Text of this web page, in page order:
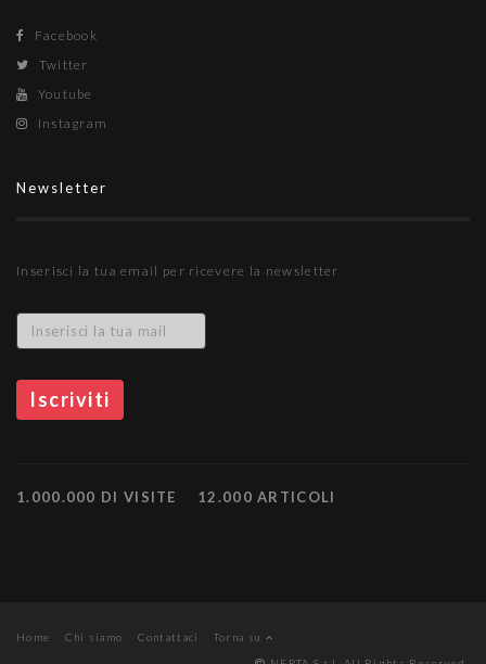
Facebook
Twitter
Youtube
Instagram
Newsletter
Inserisci la tua email per ricevere la newsletter
1.000.000 DI VISITE 12.000 ARTICOLI
Home Chi siamo Contattaci
Torna su